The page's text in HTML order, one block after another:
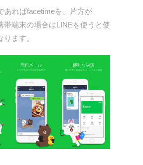
あればfacetimeを、片方が
帯端末の場合はLINEを使うと使
ます。